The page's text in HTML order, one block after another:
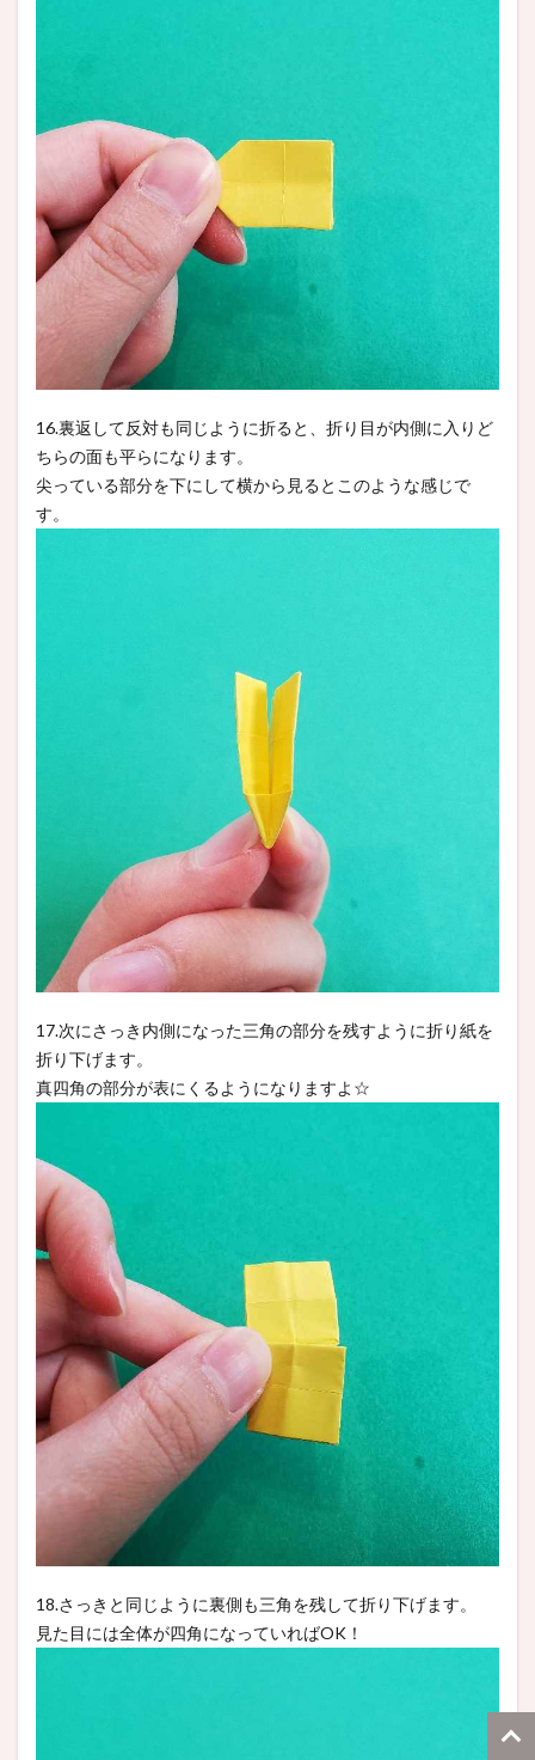
16.裏返して反対も同じように折ると、折り目が内側に入りど
ちらの面も平らになります。
尖っている部分を下にして横から見るとこのような感じで
す。
17.次にさっき内側になった三角の部分を残すように折り紙を
折り下げます。
真四角の部分が表にくるようになりますよ☆
18.さっきと同じように裏側も三角を残して折り下げます。
見た目には全体が四角になっていればOK！